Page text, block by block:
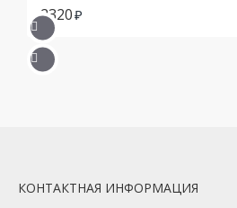
2320
КОНТАКТНАЯ ИНФОРМАЦИЯ